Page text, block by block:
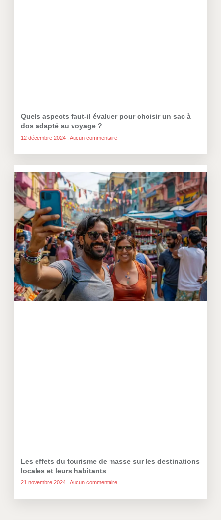
Quels aspects faut-il évaluer pour choisir un sac à
dos adapté au voyage ?
12 décembre 2024 Aucun commentaire
Les effets du tourisme de masse sur les destinations
locales et leurs habitants
21 novembre 2024 Aucun commentaire